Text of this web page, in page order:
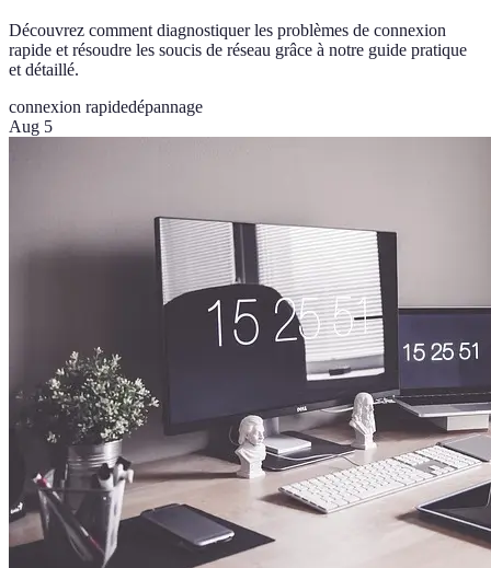
Découvrez comment diagnostiquer les problèmes de connexion
rapide et résoudre les soucis de réseau grâce à notre guide pratique
et détaillé.
connexion rapidedépannage
Aug 5